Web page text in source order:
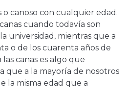
canoso con cualquier edad.
cuando todavía son
universidad, mientras que a
o de los cuarenta años de
canas es algo que
que a la mayoría de nosotros
la misma edad que a